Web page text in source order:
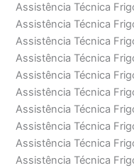
Assistência Técnica
Assistência Técnica
Assistência Técnica
Assistência Técnica
Assistência Técnica
Assistência Técnica
Assistência Técnica
Assistência Técnica
Assistência Técnica
Assistência Técnica